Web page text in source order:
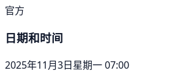
官方
日期和时间
2025年11月3日星期一 07:00